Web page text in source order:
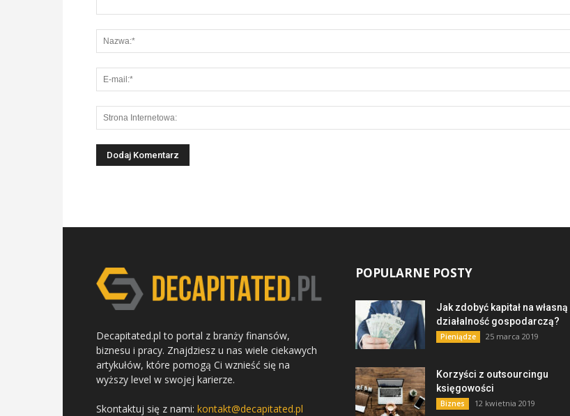
Decapitated.pl to portal z branży finansów,
biznesu i pracy. Znajdziesz u nas wiele ciekawych
artykułów, które pomogą Ci wznieść się na
wyższy level w swojej karierze.
Skontaktuj się z nami: kontakt@decapitated.pl
POPULARNE POSTY
Jak zdobyć kapitał na własną
działalność gospodarczą?
Pieniądze 25 marca 2019
Korzyści z outsourcingu
księgowości
Biznes 12 kwietnia 2019